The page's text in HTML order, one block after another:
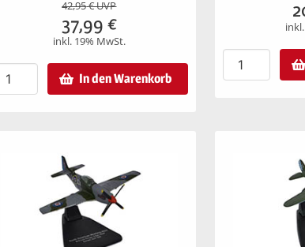
42,95€ UVP
37,99 €
inkl. 19% MwSt.
In den Warenkorb